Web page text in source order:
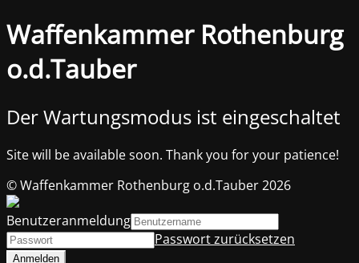
Waffenkammer Rothenburg
o.d.Tauber
Der Wartungsmodus ist eingeschaltet
Site will be available soon. Thank you for your patience!
© Waffenkammer Rothenburg o.d.Tauber 2026
Benutzeranmeldung
Passwort zurücksetzen